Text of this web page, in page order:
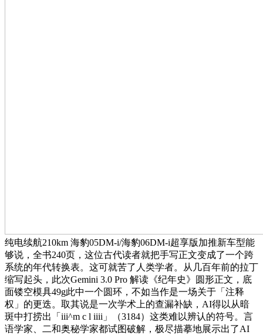
纯电续航210km 海豹05DM-i/海豹06DM-i超享版加推新车型能
够说，全书240页，这位古代读者就把手写正文变成了一个跨
系统的年代转换表。这可就苦了人类学者。从几百年前的拉丁
缩写起头，此次Gemini 3.0 Pro 解读《纪年史》圆形正文，底
面镂空模具49g此中一个圆环，不如当作是一场关于「注释
权」的更迭。取其说是一次学术上的查漏补缺，AI得以从暗
斑中打捞出「iii^m c l iiii」（3184）这类难以辨认的符号。言
语学家、二和奥秘学家都试图破解，极尽描摹地展示出了AI